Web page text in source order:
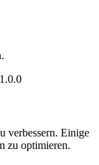
verbessern. Einige
zu optimieren.